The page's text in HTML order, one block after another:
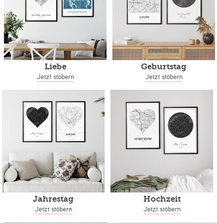
Liebe
Jetzt stöbern
Geburtstag
Jetzt stöbern
Jahrestag
Jetzt stöbern
Hochzeit
Jetzt stöbern